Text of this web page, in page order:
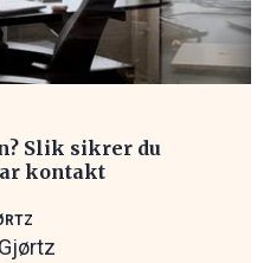
Slik sikrer du
kontakt